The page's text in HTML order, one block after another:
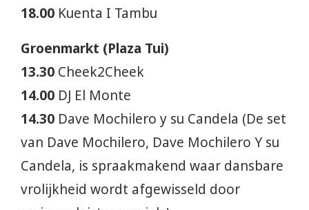
18.00 Kuenta I Tambu
Groenmarkt (Plaza Tui)
13.30 Cheek2Cheek
14.00 DJ El Monte
14.30 Dave Mochilero y su Candela (De set
van Dave Mochilero, Dave Mochilero Y su
Candela, is spraakmakend waar dansbare
vrolijkheid wordt afgewisseld door